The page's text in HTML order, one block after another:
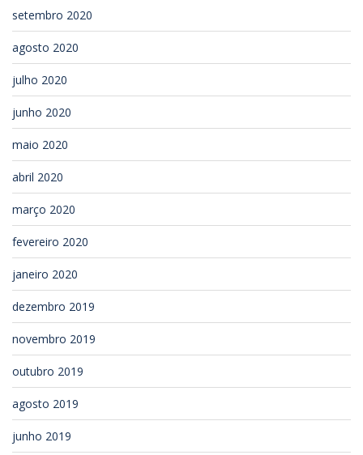
setembro 2020
agosto 2020
julho 2020
junho 2020
maio 2020
abril 2020
março 2020
fevereiro 2020
janeiro 2020
dezembro 2019
novembro 2019
outubro 2019
agosto 2019
junho 2019